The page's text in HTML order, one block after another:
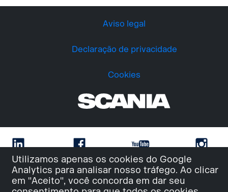
Utilizamos apenas os cookies do Google
Analytics para analisar nosso tráfego. Ao clicar
em "Aceito", você concorda em dar seu
Aviso legal
Declaração de privacidade
Cookies